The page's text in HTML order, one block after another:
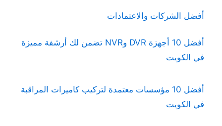
أفضل الشركات والاعتمادات
أفضل 10 أجهزة DVR وNVR تضمن لك أرشفة مميزة
في الكويت
أفضل 10 مؤسسات معتمدة لتركيب كاميرات المراقبة
في الكويت